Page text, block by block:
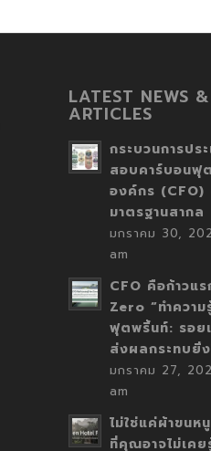
LATEST NEWS &
ARTICLES
กระบวนการปร
สอบคาร์บอนฟุ
องค์กร (CFO)
มาตรฐานสากล
มกราคม 30,
am
CFO คือก้าวแ
Zero “ทำควา
ฟุตพริ้นท์: รอย
ส่งผลกระทบยิ่
มกราคม 27,
am
ไม่ใช่แค่ผ้าขนห
ที่คุณอาจไม่เคย